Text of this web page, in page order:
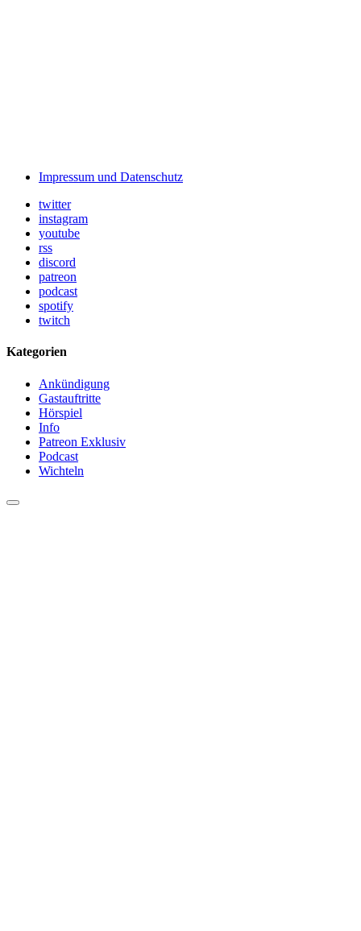
Impressum und Datenschutz
twitter
instagram
youtube
rss
discord
patreon
podcast
spotify
twitch
Kategorien
Ankündigung
Gastauftritte
Hörspiel
Info
Patreon Exklusiv
Podcast
Wichteln